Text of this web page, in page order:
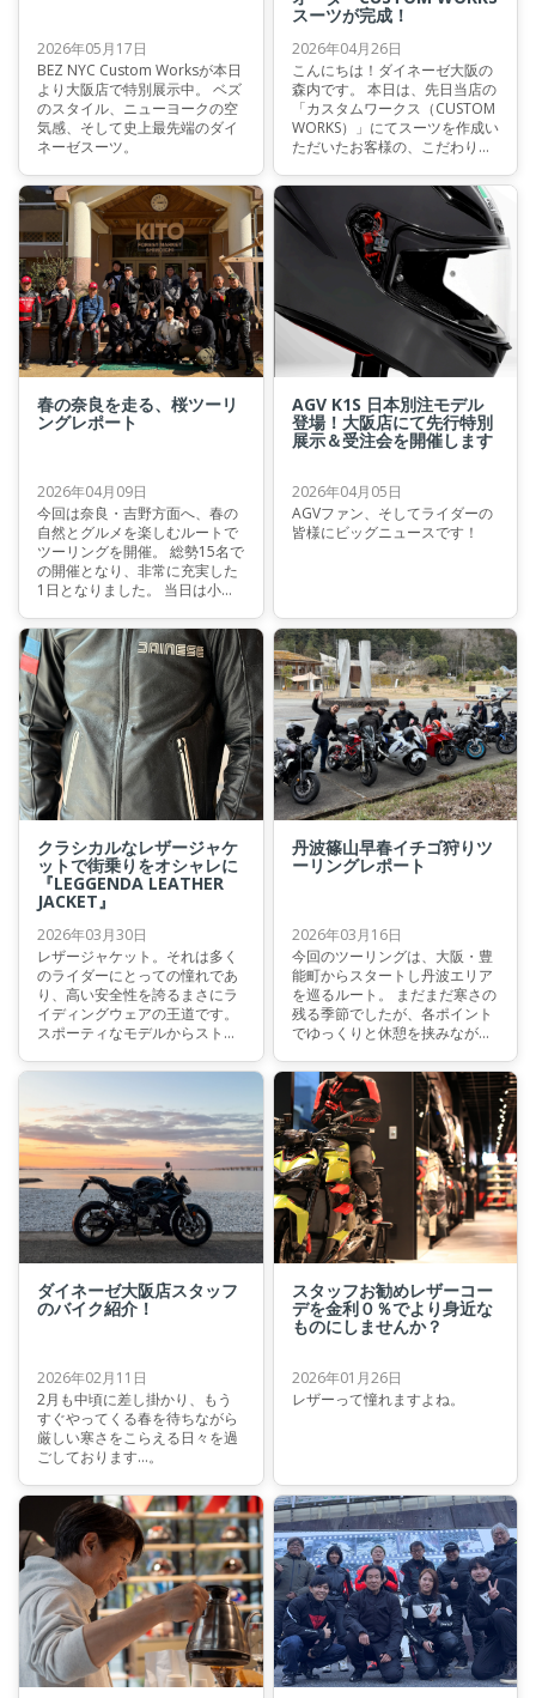
2026年05月17日
BEZ NYC Custom Worksが本日
より大阪店で特別展示中。 ベズ
のスタイル、ニューヨークの空
気感、そして史上最先端のダイ
ネーゼスーツ。
スーツが完成！
2026年04月26日
こんにちは！ダイネーゼ大阪の
森内です。 本日は、先日当店の
「カスタムワークス（CUSTOM
WORKS）」にてスーツを作成い
ただいたお客様の、こだわりの
す。 今回オーダーいただいたの
は、ダイネーゼの最新テクノロ
ジーを凝縮した最高峰モデル
「MISANO 3 PERF. D-AIR®」。
お客様の熱いこだわりと、当店
の技術が融合した素晴らしいス
ーツが仕上がりました。
春の奈良を走る、桜ツーリ
ングレポート
2026年04月09日
今回は奈良・吉野方面へ、春の
自然とグルメを楽しむルートで
ツーリングを開催。 総勢15名で
の開催となり、非常に充実した
1日となりました。 当日は小野
り、絶好のツーリング日和。 朝
から期待感の高まるスタートと
なりました。
AGV K1S 日本別注モデル
登場！大阪店にて先行特別
展示＆受注会を開催します
2026年04月05日
AGVファン、そしてライダーの
皆様にビッグニュースです！
クラシカルなレザージャケ
ットで街乗りをオシャレに
『LEGGENDA LEATHER
JACKET』
2026年03月30日
レザージャケット。それは多く
のライダーにとっての憧れであ
り、高い安全性を誇るまさにラ
イディングウェアの王道です。
スポーティなモデルからストリ
ンは非常に豊富で、シーンや個
魅力のひとつです。 本日はそん
なレザージャケットの中から、
先日大阪店にも入荷したクラシ
カルなヴィンテージスタイルが
特徴の『LEGGENDA LEATHER
JACKET』をご紹介いたします。
丹波篠山早春イチゴ狩りツ
ーリングレポート
2026年03月16日
今回のツーリングは、大阪・豊
能町からスタートし丹波エリア
を巡るルート。 まだまだ寒さの
残る季節でしたが、各ポイント
でゆっくりと休憩を挟みなが
た。
ダイネーゼ大阪店スタッフ
のバイク紹介！
2026年02月11日
2月も中頃に差し掛かり、もう
すぐやってくる春を待ちながら
厳しい寒さをこらえる日々を過
ごしております…。
スタッフお勧めレザーコー
デを金利０％でより身近な
ものにしませんか？
2026年01月26日
レザーって憧れますよね。